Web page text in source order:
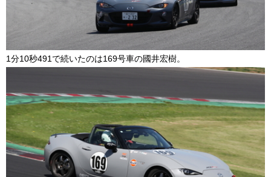
1分10秒491で続いたのは169号車の國井宏樹。